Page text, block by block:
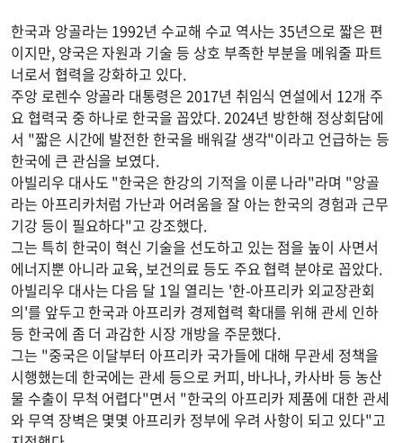
한국과 앙골라는 1992년 수교해 수교 역사는 35년으로 짧은 편
이지만, 양국은 자원과 기술 등 상호 부족한 부분을 메워줄 파트
너로서 협력을 강화하고 있다.
주앙 로렌수 앙골라 대통령은 2017년 취임식 연설에서 12개 주
요 협력국 중 하나로 한국을 꼽았다. 2024년 방한해 정상회담에
서 "짧은 시간에 발전한 한국을 배워갈 생각"이라고 언급하는 등
한국에 큰 관심을 보였다.
아빌리우 대사도 "한국은 한강의 기적을 이룬 나라"라며 "앙골
라는 아프리카처럼 가난과 어려움을 잘 아는 한국의 경험과 근무
기강 등이 필요하다"고 강조했다.
그는 특히 한국이 혁신 기술을 선도하고 있는 점을 높이 사면서
에너지뿐 아니라 교육, 보건의료 등도 주요 협력 분야로 꼽았다.
아빌리우 대사는 다음 달 1일 열리는 '한-아프리카 외교장관회
의'를 앞두고 한국과 아프리카 경제협력 확대를 위해 관세 인하
등 한국에 좀 더 과감한 시장 개방을 주문했다.
그는 "중국은 이달부터 아프리카 국가들에 대해 무관세 정책을
시행했는데 한국에는 관세 등으로 커피, 바나나, 카사바 등 농산
물 수출이 무척 어렵다"면서 "한국의 아프리카 제품에 대한 관세
와 무역 장벽은 몇몇 아프리카 정부에 우려 사항이 되고 있다"고